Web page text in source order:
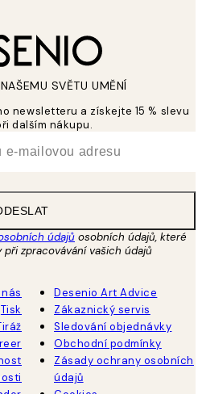
SVĚTU UMĚNÍ
newsletteru a získejte 15 % slevu
dalším nákupu.
údajů osobních údajů, které
zpracovávání vašich údajů
Tisk
Desenio Art Advice
Zákaznický servis
Sledování objednávky
Obchodní podmínky
Zásady ochrany osobních
údajů